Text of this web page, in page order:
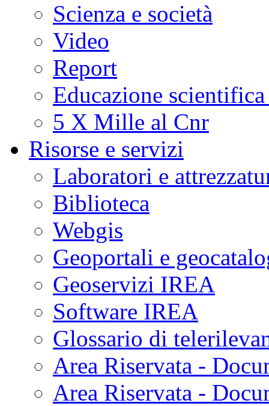
Scienza e società
Video
Report
Educazione
5 X Mille al Cnr
Risorse e servizi
Laboratori e
Biblioteca
Webgis
Geoportali e
Geoservizi IREA
Software IREA
Glossario di
Area Riservata -
Area Riservata -